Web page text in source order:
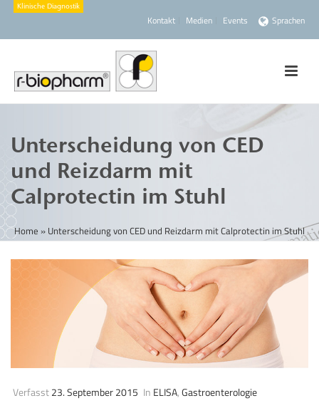
Kontakt Medien Events Sprachen
Unterscheidung von CED
und Reizdarm mit
Calprotectin im Stuhl
Home » Unterscheidung von CED und Reizdarm mit Calprotectin im Stuhl
Verfasst23. September 2015 In ELISA,Gastroenterologie